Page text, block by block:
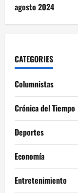
agosto 2024
CATEGORIES
Columnistas
Crónica del Tiempo
Deportes
Economía
Entretenimiento